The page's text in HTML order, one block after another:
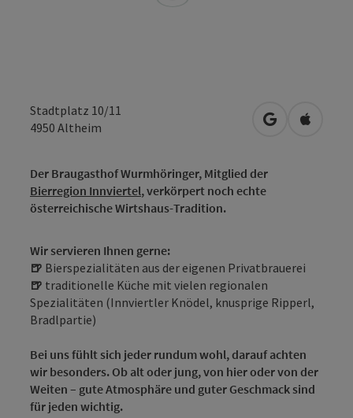
Stadtplatz 10/11
4950 Altheim in Google
in
Der Braugasthof Wurmhöringer, Mitglied der
Bierregion Innviertel, verkörpert noch echte
österreichische Wirtshaus-Tradition.
Wir servieren Ihnen gerne:
🍺 Bierspezialitäten aus der eigenen Privatbrauerei
🍺 traditionelle Küche mit vielen regionalen
Spezialitäten (Innviertler Knödel, knusprige Ripperl,
Bradlpartie)
Bei uns fühlt sich jeder rundum wohl, darauf achten
wir besonders. Ob alt oder jung, von hier oder von der
Weiten – gute Atmosphäre und guter Geschmack sind
für jeden wichtig.